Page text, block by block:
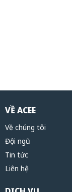
VỀ ACEE
Về chúng tôi
Đội ngũ
Tin tức
Liên hệ